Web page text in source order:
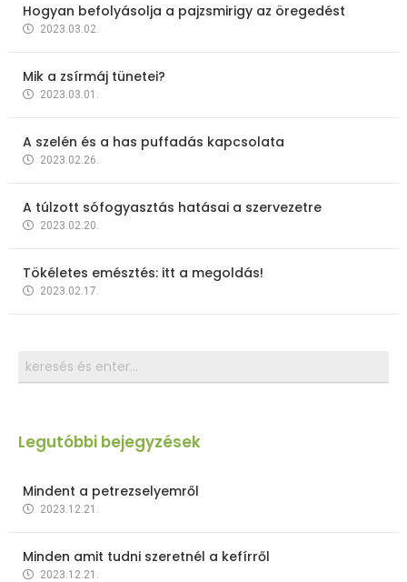
Hogyan befolyásolja a pajzsmirigy az öregedést
2023.03.02.
Mik a zsírmáj tünetei?
2023.03.01.
A szelén és a has puffadás kapcsolata
2023.02.26.
A túlzott sófogyasztás hatásai a szervezetre
2023.02.20.
Tökéletes emésztés: itt a megoldás!
2023.02.17.
Legutóbbi bejegyzések
Mindent a petrezselyemről
2023.12.21.
Minden amit tudni szeretnél a kefírről
2023.12.21.